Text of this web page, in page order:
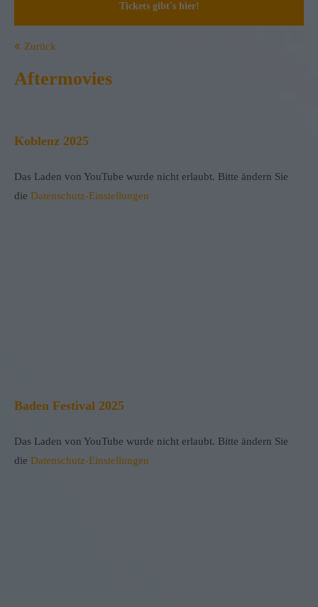
Tickets gibt's hier!
Zurück
Aftermovies
Koblenz 2025
Das Laden von YouTube wurde nicht erlaubt. Bitte ändern Sie
die Datenschutz-Einstellungen
Baden Festival 2025
Das Laden von YouTube wurde nicht erlaubt. Bitte ändern Sie
die Datenschutz-Einstellungen